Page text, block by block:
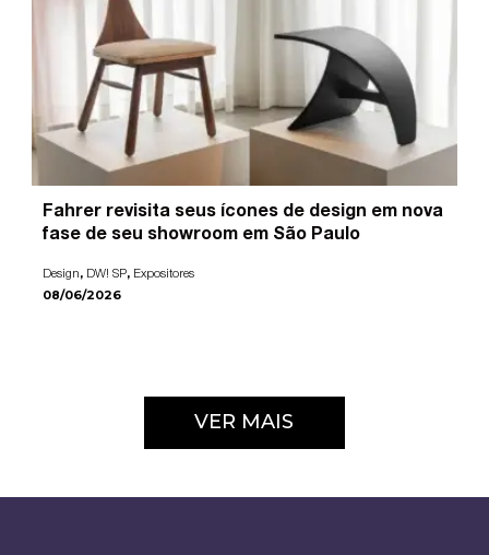
Fahrer revisita seus ícones de design em nova
fase de seu showroom em São Paulo
Design, DW! SP, Expositores
08/06/2026
VER MAIS